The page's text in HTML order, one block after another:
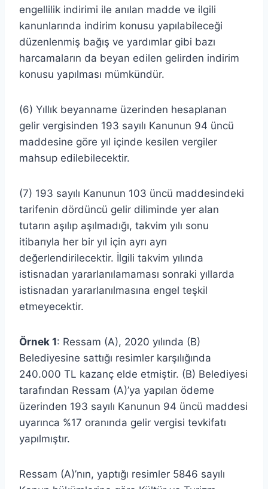
engellilik indirimi ile anılan madde ve ilgili
kanunlarında indirim konusu yapılabileceği
düzenlenmiş bağış ve yardımlar gibi bazı
harcamaların da beyan edilen gelirden indirim
konusu yapılması mümkündür.
(6) Yıllık beyanname üzerinden hesaplanan
gelir vergisinden 193 sayılı Kanunun 94 üncü
maddesine göre yıl içinde kesilen vergiler
mahsup edilebilecektir.
(7) 193 sayılı Kanunun 103 üncü maddesindeki
tarifenin dördüncü gelir diliminde yer alan
tutarın aşılıp aşılmadığı, takvim yılı sonu
itibarıyla her bir yıl için ayrı ayrı
değerlendirilecektir. İlgili takvim yılında
istisnadan yararlanılamaması sonraki yıllarda
istisnadan yararlanılmasına engel teşkil
etmeyecektir.
Örnek 1: Ressam (A), 2020 yılında (B)
Belediyesine sattığı resimler karşılığında
240.000 TL kazanç elde etmiştir. (B) Belediyesi
tarafından Ressam (A)’ya yapılan ödeme
üzerinden 193 sayılı Kanunun 94 üncü maddesi
uyarınca %17 oranında gelir vergisi tevkifatı
yapılmıştır.
Ressam (A)’nın, yaptığı resimler 5846 sayılı